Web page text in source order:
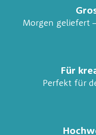
Morgen geliefert
Für
Perfekt für